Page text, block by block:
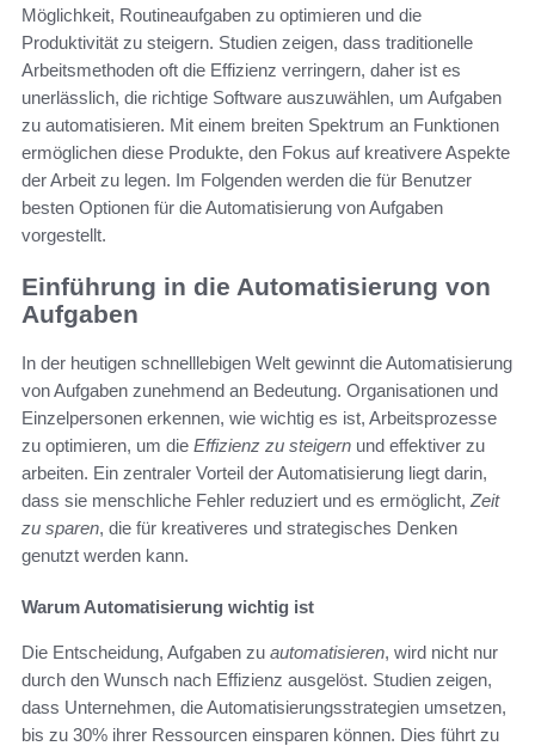
Möglichkeit, Routineaufgaben zu optimieren und die
Produktivität zu steigern. Studien zeigen, dass traditionelle
Arbeitsmethoden oft die Effizienz verringern, daher ist es
unerlässlich, die richtige Software auszuwählen, um Aufgaben
zu automatisieren. Mit einem breiten Spektrum an Funktionen
ermöglichen diese Produkte, den Fokus auf kreativere Aspekte
der Arbeit zu legen. Im Folgenden werden die für Benutzer
besten Optionen für die Automatisierung von Aufgaben
vorgestellt.
Einführung in die Automatisierung von
Aufgaben
In der heutigen schnelllebigen Welt gewinnt die Automatisierung
von Aufgaben zunehmend an Bedeutung. Organisationen und
Einzelpersonen erkennen, wie wichtig es ist, Arbeitsprozesse
zu optimieren, um die Effizienz zu steigern und effektiver zu
arbeiten. Ein zentraler Vorteil der Automatisierung liegt darin,
dass sie menschliche Fehler reduziert und es ermöglicht, Zeit
zu sparen, die für kreativeres und strategisches Denken
genutzt werden kann.
Warum Automatisierung wichtig ist
Die Entscheidung, Aufgaben zu automatisieren, wird nicht nur
durch den Wunsch nach Effizienz ausgelöst. Studien zeigen,
dass Unternehmen, die Automatisierungsstrategien umsetzen,
bis zu 30% ihrer Ressourcen einsparen können. Dies führt zu